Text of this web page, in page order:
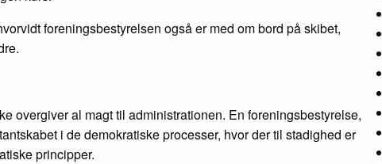
foreningsbestyrelsen også er med om bord på skibet,
overgiver al magt til administrationen. En foreningsbestyrelse,
i de demokratiske processer, hvor der til stadighed er
principper.